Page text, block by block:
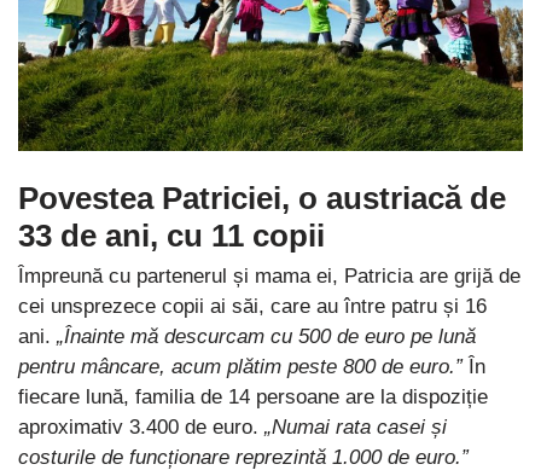
Povestea Patriciei, o austriacă de
33 de ani, cu 11 copii
Împreună cu partenerul și mama ei, Patricia are grijă de
cei unsprezece copii ai săi, care au între patru și 16
ani. „Înainte mă descurcam cu 500 de euro pe lună
pentru mâncare, acum plătim peste 800 de euro.”În
fiecare lună, familia de 14 persoane are la dispoziție
aproximativ 3.400 de euro. „Numai rata casei și
costurile de funcționare reprezintă 1.000 de euro.”